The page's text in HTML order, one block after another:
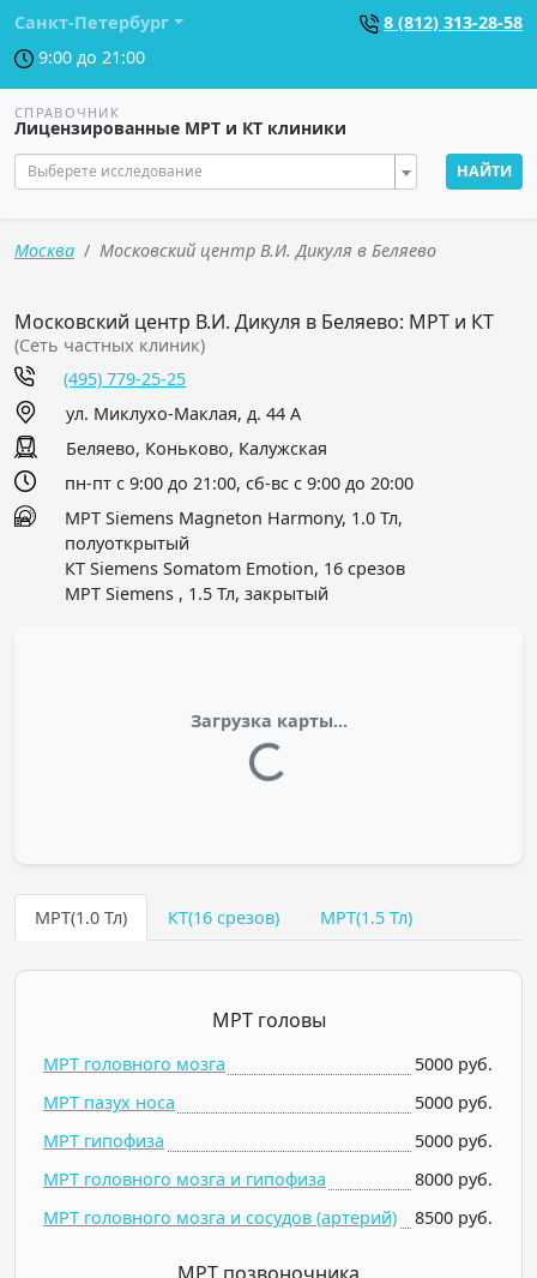
Санкт-Петербург
8 (812) 313-28-58
9:00 до 21:00
СПРАВОЧНИК
Лицензированные МРТ и КТ клиники
Выберете исследование НАЙТИ
Москва Московский центр В.И. Дикуля в Беляево
Московский центр В.И. Дикуля в Беляево: МРТ и КТ
(Сеть частных клиник)
(495) 779-25-25
ул. Миклухо-Маклая, д. 44 А
Беляево, Коньково, Калужская
пн-пт с 9:00 до 21:00, сб-вс с 9:00 до 20:00
МРТ Siemens Magneton Harmony, 1.0 Тл,
полуоткрытый
КТ Siemens Somatom Emotion, 16 срезов
МРТ Siemens , 1.5 Тл, закрытый
Загрузка карты...
МРТ(1.0 Тл) КТ(16 срезов) МРТ(1.5 Тл)
МРТ головы
МРТ головного мозга
5000 руб.
МРТ пазух носа
5000 руб.
МРТ гипофиза
5000 руб.
МРТ головного мозга и гипофиза
8000 руб.
МРТ головного мозга и сосудов (артерий)
8500 руб.